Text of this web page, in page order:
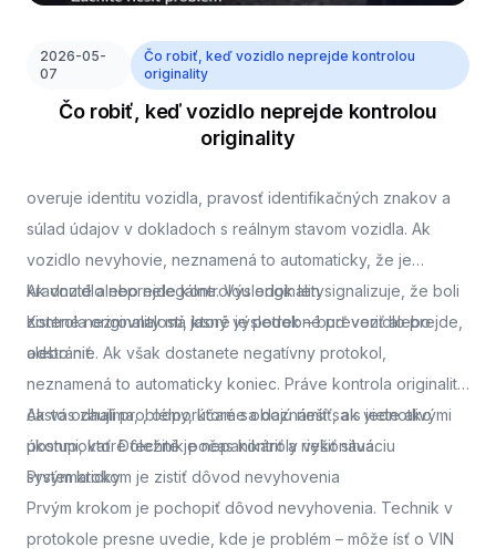
2026-05-
07
Čo robiť, keď vozidlo neprejde kontrolou
originality
Čo robiť, keď vozidlo neprejde kontrolou
originality
overuje identitu vozidla, pravosť identifikačných znakov a
súlad údajov v dokladoch s reálnym stavom vozidla. Ak
vozidlo nevyhovie, neznamená to automaticky, že je
kradnuté alebo nelegálne. Výsledok len signalizuje, že boli
zistené nezrovnalosti, ktoré je potrebné preveriť alebo
odstrániť.
Ak vozidlo neprejde kontrolou originality
Kontrola originality má jasný výsledok – buď vozidlo prejde,
alebo nie. Ak však dostanete negatívny protokol,
neznamená to automaticky koniec. Práve kontrola originality
často odhalí problémy, ktoré sa dajú riešiť, ak viete ako
postupovať. Dôležité je nepanikáriť a riešiť situáciu
systematicky.
Ak vás zaujíma,, odporúčame oboznámiť sa s jednotlivými
úkonmi, ktoré technik počas kontroly vykonáva.
Prvým krokom je zistiť dôvod nevyhovenia
Prvým krokom je pochopiť dôvod nevyhovenia. Technik v
protokole presne uvedie, kde je problém – môže ísť o VIN